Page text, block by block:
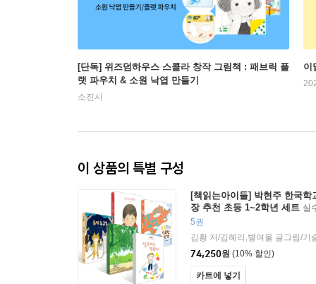
[단독] 위즈덤하우스 스콜라 창작 그림책 : 패브릭 플
랫 파우치 & 소원 낙엽 만들기
소진시
이
이 상품의 특별 구성
[책읽는아이들] 박현주 한국학
장 추천 초등 1~2학년 세트 실
장자리 + 누가 누구? + 호호빵빵
친구가 없어요 세트
5권
74,250원 (10% 할인)
카트에 넣기